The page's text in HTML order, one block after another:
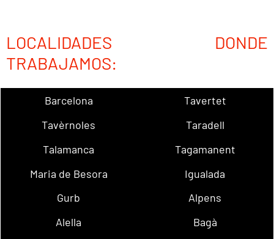
LOCALIDADES DONDE
TRABAJAMOS:
Barcelona
Tavertet
Tavèrnoles
Taradell
Talamanca
Tagamanent
Maria de Besora
Igualada
Gurb
Alpens
Alella
Bagà